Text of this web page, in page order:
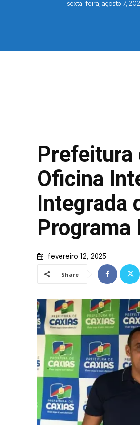
sexta-feira, agosto 7,
Prefeitura
Oficina
Integrada
Programa
fevereiro 12, 2025
Share